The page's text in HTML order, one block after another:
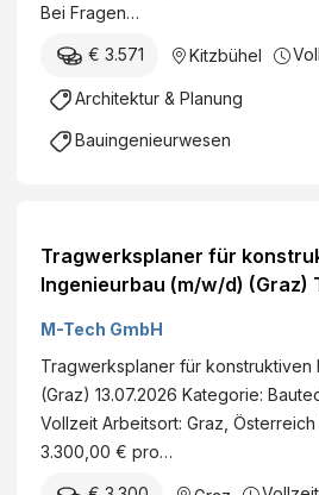
Bei Fragen…
€ 3.571 Kitzbühel
Architektur & Planung
Bauingenieurwesen
Tragwerksplaner für
Ingenieurbau (m/w/d) (Graz)
M-Tech GmbH
Tragwerksplaner für konstruktiven
(Graz) 13.07.2026 Kategorie:
Vollzeit Arbeitsort: Graz, Österreich
3.300,00 € pro…